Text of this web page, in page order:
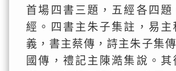
首場四書三題，五經各四題
經。四書主朱子集註，易主
義，書主蔡傳，詩主朱子集
國傳，禮記主陳澔集說。其